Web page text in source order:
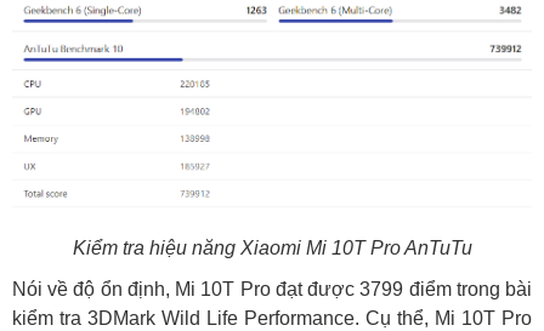
Kiểm tra hiệu năng Xiaomi Mi 10T Pro AnTuTu
Nói về độ ổn định, Mi 10T Pro đạt được 3799 điểm trong bài
kiểm tra 3DMark Wild Life Performance. Cụ thể, Mi 10T Pro